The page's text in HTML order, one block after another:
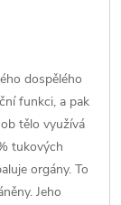
dospělého
funkci, a pak
tělo využívá
tukových
orgány. To
Jeho